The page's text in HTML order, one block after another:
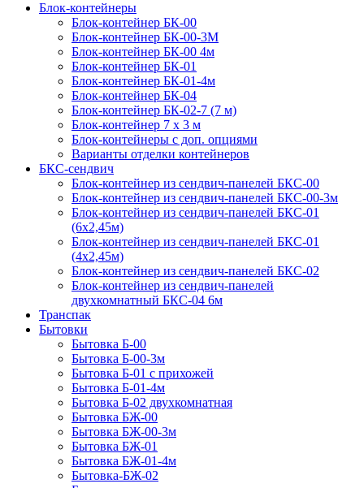
Блок-контейнеры
Блок-контейнер БК-00
Блок-контейнер БК-00-3М
Блок-контейнер БК-00 4м
Блок-контейнер БК-01
Блок-контейнер БК-01-4м
Блок-контейнер БК-04
Блок-контейнер БК-02-7 (7 м)
Блок-контейнер 7 х 3 м
Блок-контейнеры с доп. опциями
Варианты отделки контейнеров
БКС-сендвич
Блок-контейнер из сендвич-панелей БКС-00
Блок-контейнер из сендвич-панелей БКС-00-3м
Блок-контейнер из сендвич-панелей БКС-01
(6х2,45м)
Блок-контейнер из сендвич-панелей БКС-01
(4х2,45м)
Блок-контейнер из сендвич-панелей БКС-02
Блок-контейнер из сендвич-панелей
двухкомнатный БКС-04 6м
Транспак
Бытовки
Бытовка Б-00
Бытовка Б-00-3м
Бытовка Б-01 с прихожей
Бытовка Б-01-4м
Бытовка Б-02 двухкомнатная
Бытовка БЖ-00
Бытовка БЖ-00-3м
Бытовка БЖ-01
Бытовка БЖ-01-4м
Бытовка-БЖ-02